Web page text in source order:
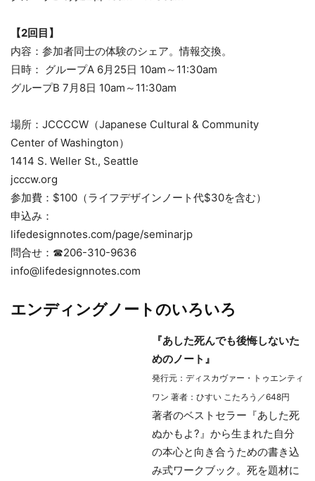
【2回目】
内容：参加者同士の体験のシェア。情報交換。
日時： グループA 6月25日 10am～11:30am
グループB 7月8日 10am～11:30am
場所：JCCCCW（Japanese Cultural & Community
Center of Washington）
1414 S. Weller St., Seattle
jcccw.org
参加費：$100（ライフデザインノート代$30を含む）
申込み：
lifedesignnotes.com/page/seminarjp
問合せ：☎206-310-9636
info@lifedesignnotes.com
エンディングノートのいろいろ
『あした死んでも後悔しないた
めのノート』
発行元：ディスカヴァー・トゥエンティ
ワン 著者：ひすい こたろう／648円
著者のベストセラー『あした死
ぬかもよ?』から生まれた自分
の本心と向き合うための書き込
み式ワークブック。死を題材に